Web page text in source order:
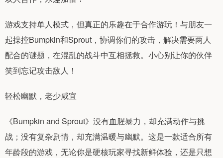
游戏支持单人模式，但真正的乐趣在于合作游玩！与朋友一
起操控Bumpkin和Sprout，协调你们的攻击，解决需要两人
配合的谜题，在混乱的战斗中互相拯救。小心别让你的伙伴
笑到忘记攻击敌人！
轻松幽默，老少咸宜
《Bumpkin and Sprout》没有血腥暴力，却充满动作与挑
战；没有复杂剧情，却充满温暖与幽默。这是一款适合所有
年龄段的游戏，无论你是硬核玩家寻找新鲜体验，还是只想